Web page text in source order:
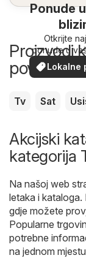
Ponude
Otkrijte
ponude u
Lokalne
Proizvodi
povoljnije
Tv Sat
Akcijski
kategorija
Na našoj web
letaka i kataloga.
gdje možete
Popularne
potrebne
na jednom